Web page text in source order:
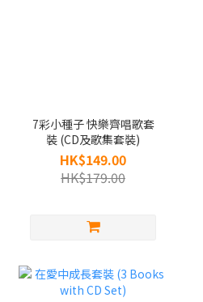
7彩小種子 快樂齊唱歌套
裝 (CD及歌集套裝)
HK$149.00
HK$179.00